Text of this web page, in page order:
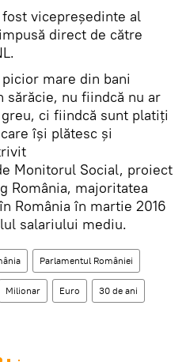
vicepreşedinte al
direct de către
mare din bani
sărăcie, nu fiindcă nu ar
ci fiindcă sunt platiți
își plătesc și
Monitorul Social, proiect
România, majoritatea
România în martie 2016
salariului mediu.
Parlamentul României
Milionar Euro 30 de ani